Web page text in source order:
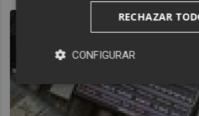
RECHAZAR
CONFIGURAR